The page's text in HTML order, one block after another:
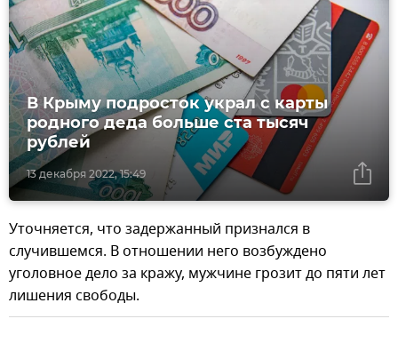
13 декабря 2022, 15:49
В Крыму подросток украл с карты
родного деда больше ста тысяч
рублей
Уточняется, что задержанный признался в
случившемся. В отношении него возбуждено
уголовное дело за кражу, мужчине грозит до пяти лет
лишения свободы.